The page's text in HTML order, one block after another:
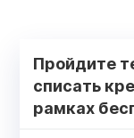
Пройдите
списать
рамках